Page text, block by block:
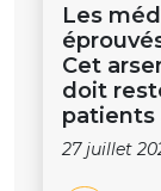
Les
Cet
doit
patients
27 juillet